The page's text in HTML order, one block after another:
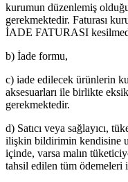
kurumun düzenlemiş
gerekmektedir. Faturası
İADE FATURASI
b) İade formu,
c) iade edilecek ürünlerin
aksesuarları ile birlikte
gerekmektedir.
d) Satıcı veya sağlayıcı,
ilişkin bildirimin kendisine
içinde, varsa malın
tahsil edilen tüm ödemeleri